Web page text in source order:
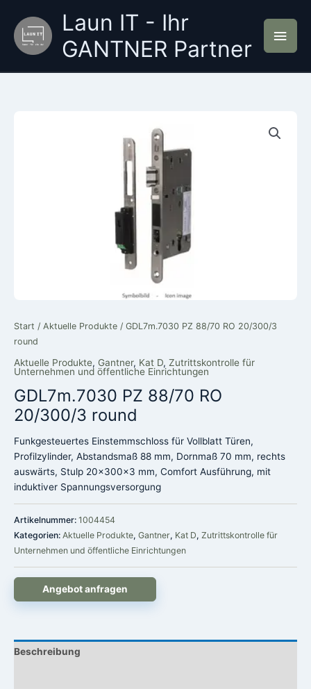
Inhalt
springen
Laun IT - Ihr
GANTNER Partner
Start / Aktuelle Produkte / GDL7m.7030 PZ 88/70 RO 20/300/3
round
Aktuelle Produkte, Gantner, Kat D, Zutrittskontrolle für
Unternehmen und öffentliche Einrichtungen
GDL7m.7030 PZ 88/70 RO
20/300/3 round
Funkgesteuertes Einstemmschloss für Vollblatt Türen,
Profilzylinder, Abstandsmaß 88 mm, Dornmaß 70 mm, rechts
auswärts, Stulp 20x300x3 mm, Comfort Ausführung, mit
induktiver Spannungsversorgung
Artikelnummer: 1004454
Kategorien: Aktuelle Produkte, Gantner, Kat D, Zutrittskontrolle für
Unternehmen und öffentliche Einrichtungen
Angebot anfragen
Beschreibung